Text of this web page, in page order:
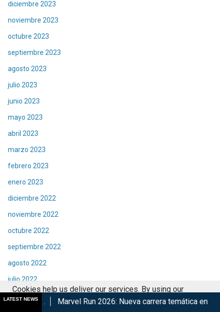
diciembre 2023
noviembre 2023
octubre 2023
septiembre 2023
agosto 2023
julio 2023
junio 2023
mayo 2023
abril 2023
marzo 2023
febrero 2023
enero 2023
diciembre 2022
noviembre 2022
octubre 2022
septiembre 2022
agosto 2022
julio 2022
LATEST NEWS
Run 2026: Nueva carrera temática en CDMX Retorna
Cookies help us deliver our services. By using our
services, you agree to our use of cookies.
Got it